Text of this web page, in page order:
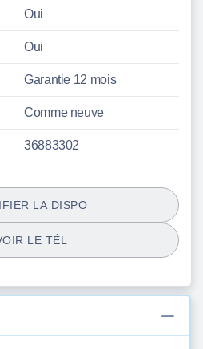
Oui
Oui
Garantie 12 mois
Comme neuve
36883302
LA DISPO
LE TÉL